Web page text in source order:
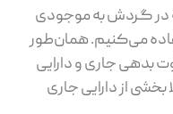
در گردش به موجودی
می‌کنیم. همان‌طور
بدهی جاری و دارایی
از دارایی جاری